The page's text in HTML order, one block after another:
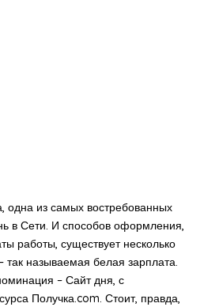
одна из самых востребованных
в Сети. И способов оформления,
работы, существует несколько
так называемая белая зарплата.
– Сайт дня, с
Получка.com. Стоит, правда,